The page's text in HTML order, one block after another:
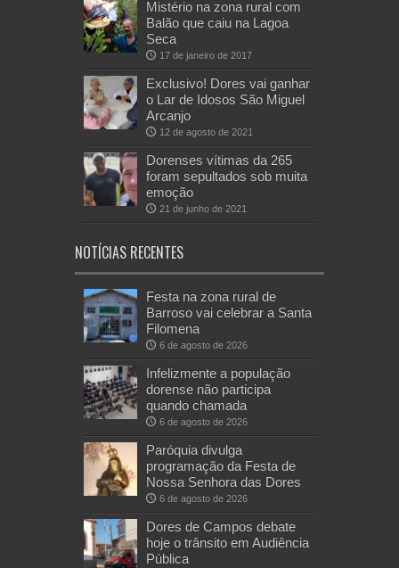
Mistério na zona rural com
Balão que caiu na Lagoa
Seca
17 de janeiro de 2017
Exclusivo! Dores vai ganhar
o Lar de Idosos São Miguel
Arcanjo
12 de agosto de 2021
Dorenses vítimas da 265
foram sepultados sob muita
emoção
21 de junho de 2021
NOTÍCIAS RECENTES
Festa na zona rural de
Barroso vai celebrar a Santa
Filomena
6 de agosto de 2026
Infelizmente a população
dorense não participa
quando chamada
6 de agosto de 2026
Paróquia divulga
programação da Festa de
Nossa Senhora das Dores
6 de agosto de 2026
Dores de Campos debate
hoje o trânsito em Audiência
Pública